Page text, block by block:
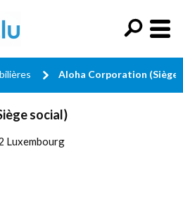
Aloha Corporation (Siège
social)
Luxembourg